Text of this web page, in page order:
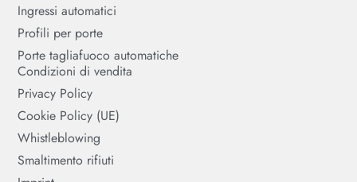
Ingressi automatici
Profili per porte
Porte tagliafuoco automatiche
Condizioni di vendita
Privacy Policy
Cookie Policy (UE)
Whistleblowing
Smaltimento rifiuti